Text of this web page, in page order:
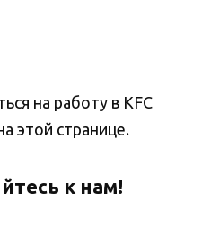
на работу в KFC
этой странице.
к нам!